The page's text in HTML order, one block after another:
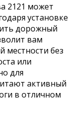
2121 может
установке
дорожный
вам
местности без
или
для
активный
в отличном